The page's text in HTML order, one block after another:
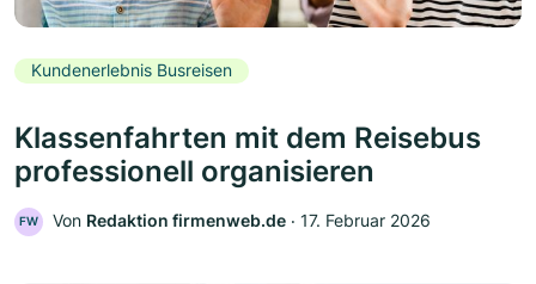
Kundenerlebnis Busreisen
Klassenfahrten mit dem Reisebus
professionell organisieren
FW Von Redaktion firmenweb.de ‧ 17. Februar 2026